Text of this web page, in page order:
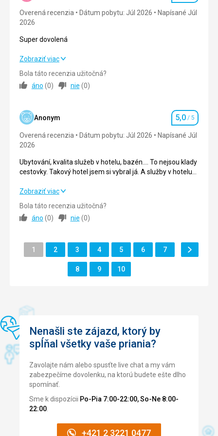
kteroukoli denní i noční hodinu
Ubytovanie
doplňovaný.
Transfery do města, obsluha servírky na nejvyšší úrovni
Google Translate
Služby 2,0/ 5
Overená recenzia Dátum pobytu: Júl 2026
Napísané Júl
2026
Super dovolená
Super dovolená
Strava
Okolie 5,0/ 5
Služby 5,0/ 5
Zobraziť viac
Bola táto recenzia užitočná?
áno (0) nie (0)
Anonym Hodnotenie
5,0 / 5
Overená recenzia Dátum pobytu: Júl 2026
Napísané Júl
2026
Ubytování, kvalita služeb v hotelu, bazén.... To nejsou klady
cestovky. Takový hotel jsem si vybral já. A služby v hotelu
může za časy odjezdu z hotelu. Vstávat v 1.30 a odjíždět
Ubytování, kvalita služeb v hotelu, bazén.... To nejsou klady
jsou suprove, díky tureckému majiteli hotelu. Ale cestovka
může za časy odjezdu z hotelu. Vstávat v 1.30 a odjíždět
Strava 5,0/ 5
Služby
Cena
Bez připomínek
Super
Ubytovanie
Zobraziť viac
Bola táto recenzia užitočná?
áno (0) nie (0)
Stránka
1 Stránka
2 Stránka
3 Stránka
4 Stránka
5 Stránka
6 Stránka
7
Stránka
8 Stránka
9 Stránka
10
Ďalšie
Stránka
Nenašli ste zájazd, ktorý by
spĺňal všetky vaše priania?
Zavolajte nám alebo spusťte live chat a my vám
zabezpečíme dovolenku, na ktorú budete ešte dlho
spomínať.
Sme k dispozícii Po-Pia 7:00-22:00, So-Ne 8:00-
22:00
+421 2 3221 0477